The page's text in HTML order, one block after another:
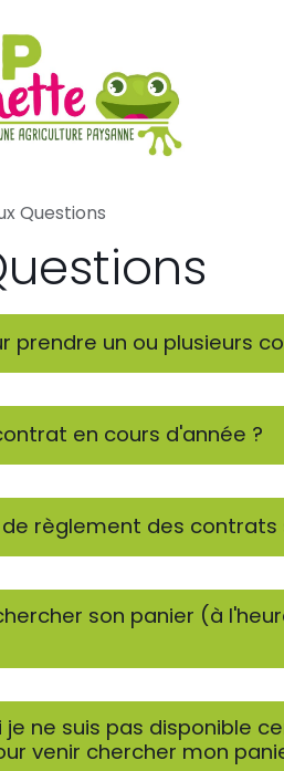
Questions
prendre un ou plusieurs
en cours d'année ?
règlement des
son panier (à
ne suis pas disponible
venir chercher mon